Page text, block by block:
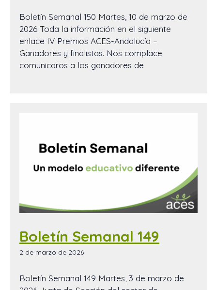
Boletín Semanal 150 Martes, 10 de marzo de
2026 Toda la información en el siguiente
enlace IV Premios ACES-Andalucía –
Ganadores y finalistas. Nos complace
comunicaros a los ganadores de
Boletín Semanal 149
2 de marzo de 2026
Boletín Semanal 149 Martes, 3 de marzo de